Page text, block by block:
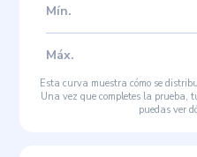
Mín.
Máx.
Esta curva muestra cómo se
Una vez que completes la prueba,
puedas ver